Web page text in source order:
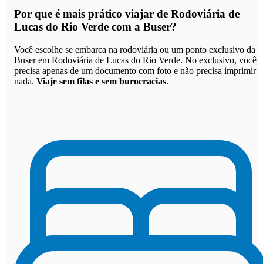
Por que é mais prático viajar de Rodoviária de
Lucas do Rio Verde com a Buser?
Você escolhe se embarca na rodoviária ou um ponto exclusivo da
Buser em Rodoviária de Lucas do Rio Verde. No exclusivo, você
precisa apenas de um documento com foto e não precisa imprimir
nada. Viaje sem filas e sem burocracias.